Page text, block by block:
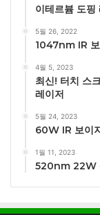
이테르븀 도핑
5월 26, 2022
1047nm IR 보
4월 5, 2023
최신! 터치 스
레이저
5월 24, 2023
60W IR 보이
1월 11, 2023
520nm 22W